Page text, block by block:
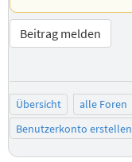
Beitrag melden
Übersicht alle Foren
Benutzerkonto erstellen